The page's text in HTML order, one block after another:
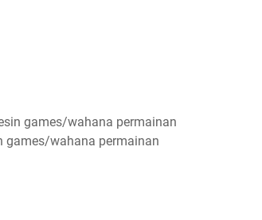
games/wahana permainan
games/wahana permainan